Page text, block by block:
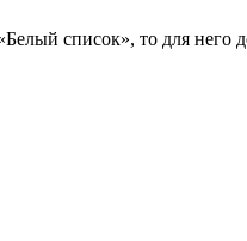
список», то для него